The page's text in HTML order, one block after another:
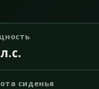
сиденья